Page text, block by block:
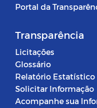
Portal da
Transparência
Licitações
Glossário
Relatório Estatístico
Solicitar Informação
Acompanhe sua